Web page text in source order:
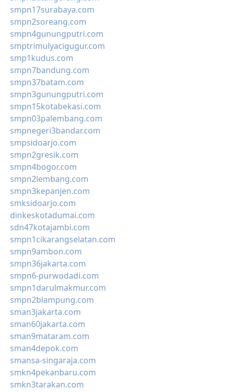
smpn17surabaya.com
smpn2soreang.com
smpn4gunungputri.com
smptrimulyacigugur.com
smp1kudus.com
smpn7bandung.com
smpn37batam.com
smpn3gunungputri.com
smpn15kotabekasi.com
smpn03palembang.com
smpnegeri3bandar.com
smpsidoarjo.com
smpn2gresik.com
smpn4bogor.com
smpn2lembang.com
smpn3kepanjen.com
smksidoarjo.com
dinkeskotadumai.com
sdn47kotajambi.com
smpn1cikarangselatan.com
smpn9ambon.com
smpn36jakarta.com
smpn6-purwodadi.com
smpn1darulmakmur.com
smpn2blampung.com
sman3jakarta.com
sman60jakarta.com
sman9mataram.com
sman4depok.com
smansa-singaraja.com
smkn4pekanbaru.com
smkn3tarakan.com